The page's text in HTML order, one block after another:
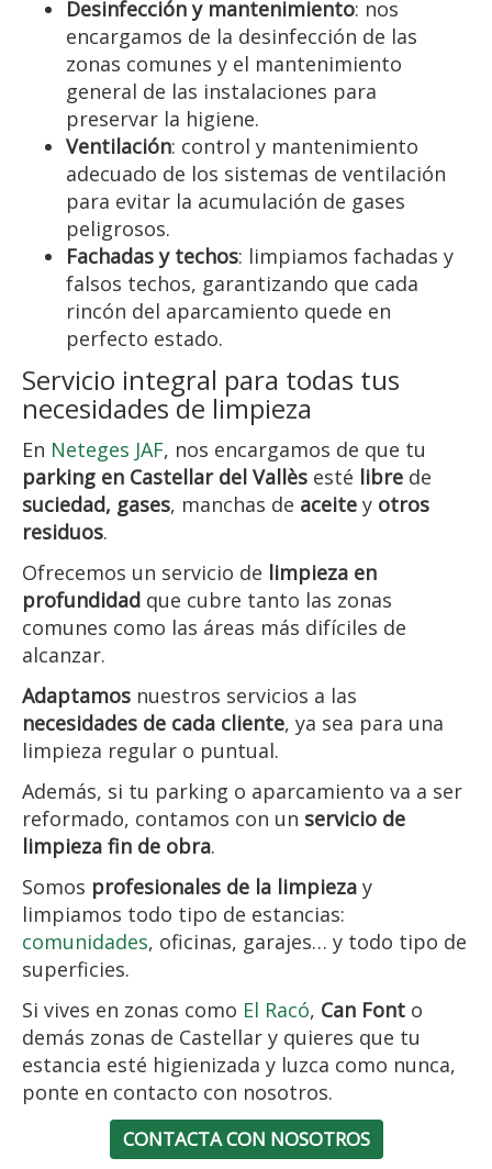
Desinfección y mantenimiento: nos
encargamos de la desinfección de las
zonas comunes y el mantenimiento
general de las instalaciones para
preservar la higiene.
Ventilación: control y mantenimiento
adecuado de los sistemas de ventilación
para evitar la acumulación de gases
peligrosos.
Fachadas y techos: limpiamos fachadas y
falsos techos, garantizando que cada
rincón del aparcamiento quede en
perfecto estado.
Servicio integral para todas tus
necesidades de limpieza
En Neteges JAF, nos encargamos de que tu
parking en Castellar del Vallès esté libre de
suciedad, gases, manchas de aceite y otros
residuos.
Ofrecemos un servicio de limpieza en
profundidad que cubre tanto las zonas
comunes como las áreas más difíciles de
alcanzar.
Adaptamos nuestros servicios a las
necesidades de cada cliente, ya sea para una
limpieza regular o puntual.
Además, si tu parking o aparcamiento va a ser
reformado, contamos con un servicio de
limpieza fin de obra.
Somos profesionales de la limpieza y
limpiamos todo tipo de estancias:
comunidades, oficinas, garajes… y todo tipo de
superficies.
Si vives en zonas como El Racó, Can Font o
demás zonas de Castellar y quieres que tu
estancia esté higienizada y luzca como nunca,
ponte en contacto con nosotros.
CONTACTA CON NOSOTROS